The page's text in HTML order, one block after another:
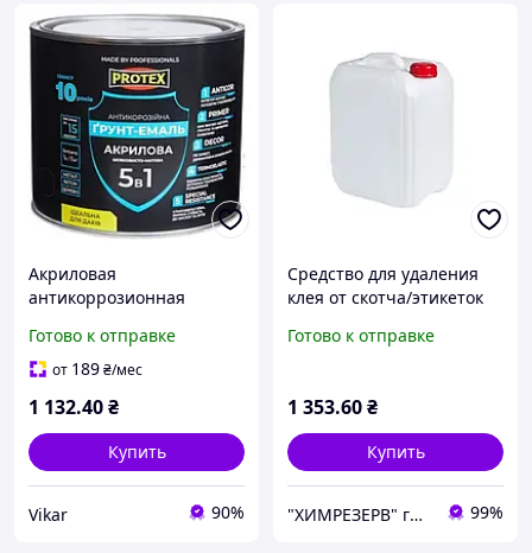
Акриловая
антикоррозионная
5в1, RAL9011 черная, ТМ
PROTEX 2,4 кг
Готово к отправке
от 189₴/мес
1 132.40₴
Купить
Vikar 90%
Средство для удаления
клея от скотча/этикеток
Готово к отправке
1 353.60₴
Купить
"ХИМРЕЗЕРВ" группа компаний: ТОВ "ПРОГРЕС 2010", ТОВ "ХІМРЕЗЕРВ-УКРАЇНА" 99%